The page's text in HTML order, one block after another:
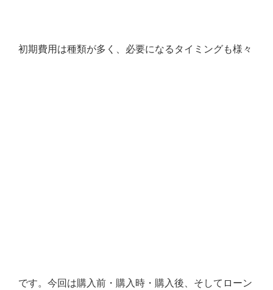
初期費用は種類が多く、必要になるタイミングも様々
です。今回は購入前・購入時・購入後、そしてローン